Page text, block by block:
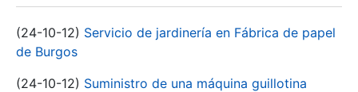
(24-10-12) Servicio de jardinería en Fábrica de papel
de Burgos
(24-10-12) Suministro de una máquina guillotina